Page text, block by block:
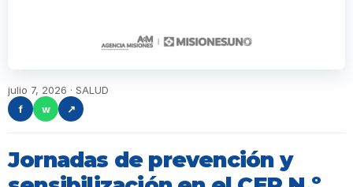
julio 7, 2026 · SALUD
f
w ↗
Jornadas de prevención y